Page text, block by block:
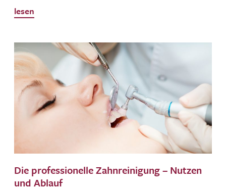
lesen
Die professionelle Zahnreinigung – Nutzen
und Ablauf